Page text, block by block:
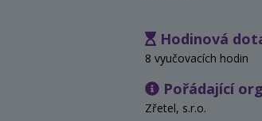
Hodinová
8 vyučovacích hodin
Pořádající
Zřetel, s.r.o.